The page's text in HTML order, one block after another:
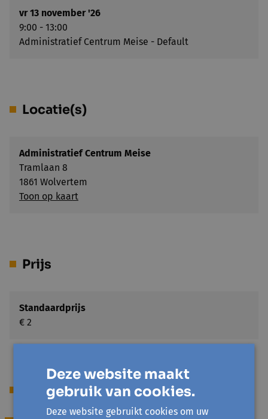
vr 13 november '26
9:00 - 13:00
Administratief Centrum Meise - Default
Locatie(s)
Administratief Centrum Meise
Tramlaan 8
1861 Wolvertem
Toon op kaart
Prijs
Standaardprijs
€ 2
Begeleiding
Deze website maakt
gebruik van cookies.
Deze website gebruikt cookies om uw